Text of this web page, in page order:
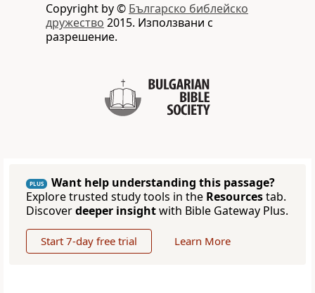
Copyright by © Българско библейско
дружество 2015. Използвани с
разрешение.
PLUS
Want help understanding this passage?
Explore trusted study tools in the Resourcestab.
Discoverdeeper insightwith Bible Gateway Plus.
Start 7-day free trial Learn More